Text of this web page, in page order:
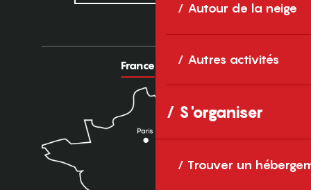
Autour de la neige
Autres activités
S'organiser
Trouver un
France Europe